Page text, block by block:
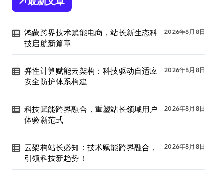
鸿蒙跨界技术赋能电商，站长新生态科
技启航新篇章
2026年8月8日
弹性计算赋能云架构：科技驱动自适应
安全防护体系构建
2026年8月8日
科技赋能跨界融合，重塑站长领域用户
体验新范式
2026年8月8日
云架构站长必知：技术赋能跨界融合，
引领科技新趋势！
2026年8月8日